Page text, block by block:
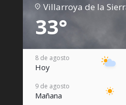
Villarroya de la
33°
8 de agosto
Hoy
9 de agosto
Mañana